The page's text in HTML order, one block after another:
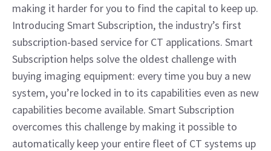
making it harder for you to find the capital to keep up.
Introducing Smart Subscription, the industry’s first
subscription-based service for CT applications. Smart
Subscription helps solve the oldest challenge with
buying imaging equipment: every time you buy a new
system, you’re locked in to its capabilities even as new
capabilities become available. Smart Subscription
overcomes this challenge by making it possible to
automatically keep your entire fleet of CT systems up